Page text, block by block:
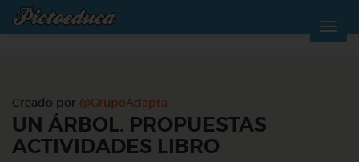
Creado por @GrupoAdapta
UN ÁRBOL. PROPUESTAS
ACTIVIDADES LIBRO